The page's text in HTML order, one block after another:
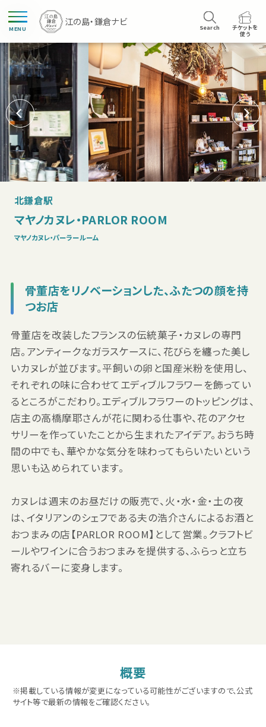
MENU Search
チケットを
使う
北鎌倉駅
マヤノカヌレ・PARLOR ROOM
マヤノカヌレ・パーラールーム
骨董店をリノベーションした、ふたつの顔を持
つお店
骨董店を改装したフランスの伝統菓子・カヌレの専門
店。アンティークなガラスケースに、花びらを纏った美し
いカヌレが並びます。平飼いの卵と国産米粉を使用し、
それぞれの味に合わせてエディブルフラワーを飾ってい
るところがこだわり。エディブルフラワーのトッピングは、
店主の高橋摩耶さんが花に関わる仕事や、花のアクセ
サリーを作っていたことから生まれたアイデア。おうち時
間の中でも、華やかな気分を味わってもらいたいという
思いも込められています。
カヌレは週末のお昼だけの販売で、火・水・金・土の夜
は、イタリアンのシェフである夫の浩介さんによるお酒と
おつまみの店【PARLOR ROOM】として営業。クラフトビ
ールやワインに合うおつまみを提供する、ふらっと立ち
寄れるバーに変身します。
概要
※掲載している情報が変更になっている可能性がございますので、公式
サイト等で最新の情報をご確認ください。